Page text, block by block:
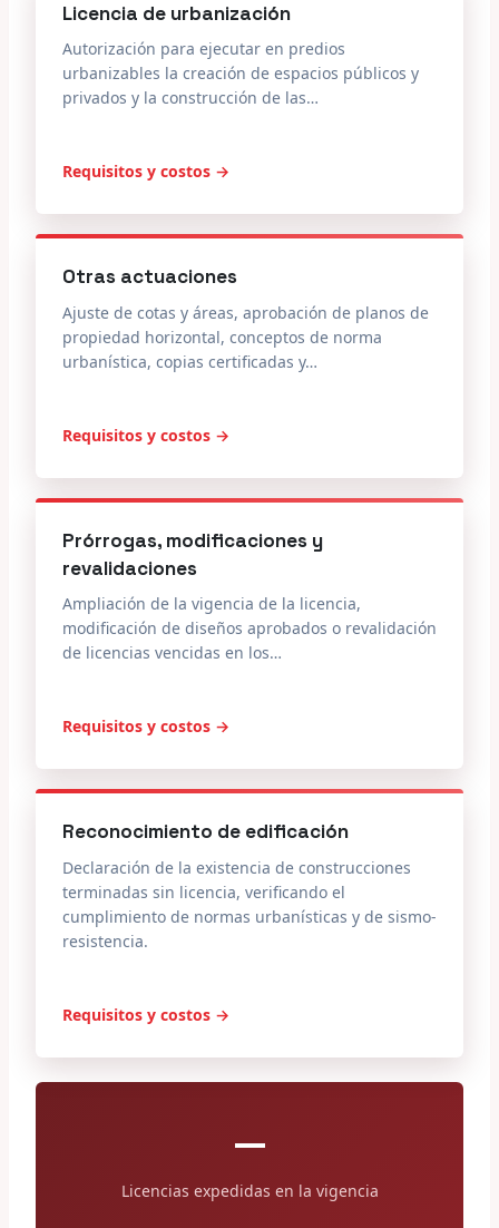
Licencia de urbanización
Autorización para ejecutar en predios
urbanizables la creación de espacios públicos y
privados y la construcción de las…
Requisitos y costos →
Otras actuaciones
Ajuste de cotas y áreas, aprobación de planos de
propiedad horizontal, conceptos de norma
urbanística, copias certificadas y…
Requisitos y costos →
Prórrogas, modificaciones y
revalidaciones
Ampliación de la vigencia de la licencia,
modificación de diseños aprobados o revalidación
de licencias vencidas en los…
Requisitos y costos →
Reconocimiento de edificación
Declaración de la existencia de construcciones
terminadas sin licencia, verificando el
cumplimiento de normas urbanísticas y de sismo-
resistencia.
Requisitos y costos →
—
Licencias expedidas en la vigencia